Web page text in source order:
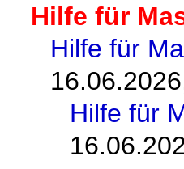
Hilfe für
Hilfe für
Hilfe für